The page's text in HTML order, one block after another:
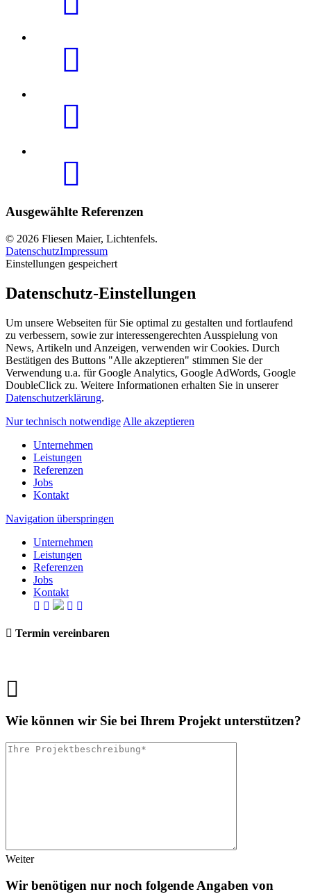
Ausgewählte Referenzen
© 2026 Fliesen Maier, Lichtenfels.
DatenschutzImpressum
Einstellungen gespeichert
Datenschutz-Einstellungen
Um unsere Webseiten für Sie optimal zu gestalten und fortlaufend
zu verbessern, sowie zur interessengerechten Ausspielung von
News, Artikeln und Anzeigen, verwenden wir Cookies. Durch
Bestätigen des Buttons "Alle akzeptieren" stimmen Sie der
Verwendung u.a. für Google Analytics, Google AdWords, Google
DoubleClick zu. Weitere Informationen erhalten Sie in unserer
Datenschutzerklärung.
Nur technisch notwendige Alle akzeptieren
Unternehmen
Leistungen
Referenzen
Jobs
Kontakt
Navigation überspringen
Unternehmen
Leistungen
Referenzen
Jobs
Kontakt
Termin vereinbaren
Wie können wir Sie bei Ihrem Projekt unterstützen?
Weiter
Wir benötigen nur noch folgende Angaben von